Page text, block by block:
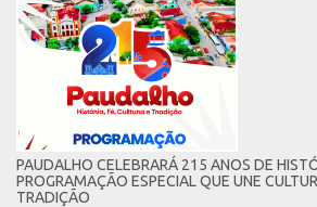
PAUDALHO CELEBRARÁ 215 ANOS DE
PROGRAMAÇÃO ESPECIAL QUE UNE
TRADIÇÃO